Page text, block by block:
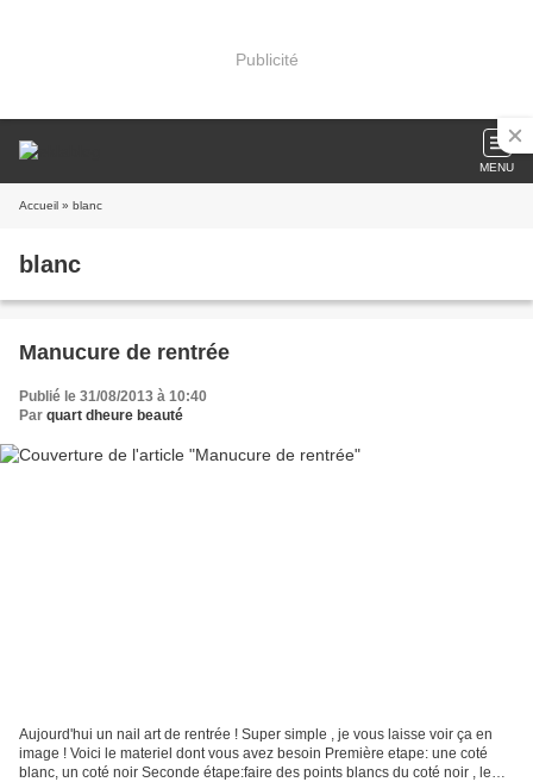
Publicité
MENU
Accueil » blanc
blanc
Manucure de rentrée
Publié le 31/08/2013 à 10:40
Par quart dheure beauté
Aujourd'hui un nail art de rentrée ! Super simple , je vous laisse voir ça en
image ! Voici le materiel dont vous avez besoin Première etape: une coté
blanc, un coté noir Seconde étape:faire des points blancs du coté noir , le